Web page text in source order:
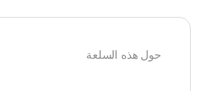
حول هذه السلعة